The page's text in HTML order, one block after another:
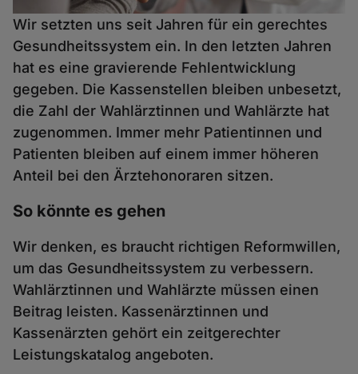
Wir setzten uns seit Jahren für ein gerechtes
Gesundheitssystem ein. In den letzten Jahren
hat es eine gravierende Fehlentwicklung
gegeben. Die Kassenstellen bleiben unbesetzt,
die Zahl der Wahlärztinnen und Wahlärzte hat
zugenommen. Immer mehr Patientinnen und
Patienten bleiben auf einem immer höheren
Anteil bei den Ärztehonoraren sitzen.
So könnte es gehen
Wir denken, es braucht richtigen Reformwillen,
um das Gesundheitssystem zu verbessern.
Wahlärztinnen und Wahlärzte müssen einen
Beitrag leisten. Kassenärztinnen und
Kassenärzten gehört ein zeitgerechter
Leistungskatalog angeboten.